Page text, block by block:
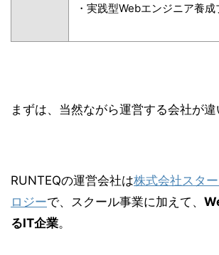
・実践型Webエンジニア養
まずは、当然ながら運営する会社が違
RUNTEQの運営会社は株式会社スタ
ロジーで、スクール事業に加えて、
るIT企業。